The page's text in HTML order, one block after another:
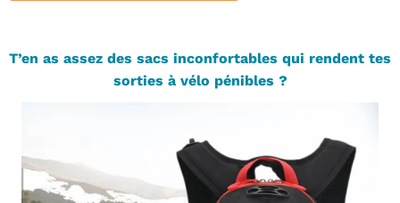
T’en as assez des sacs inconfortables qui rendent tes
sorties à vélo pénibles ?